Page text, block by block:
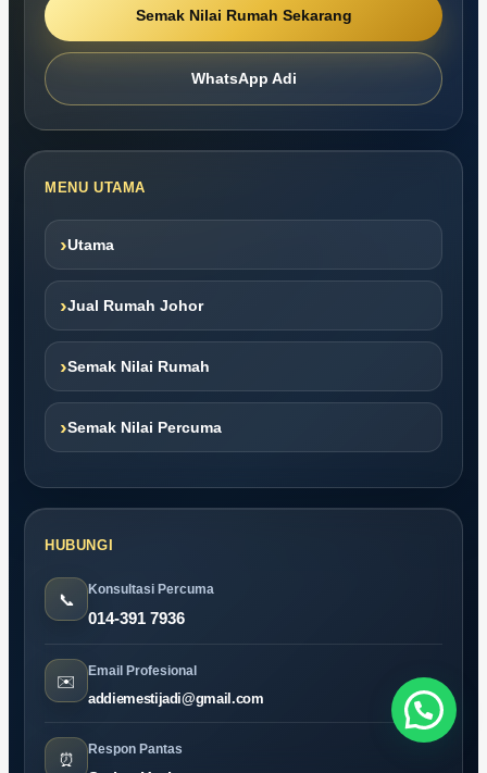
Semak Nilai Rumah Sekarang
WhatsApp Adi
MENU UTAMA
›Utama
›Jual Rumah Johor
›Semak Nilai Rumah
›Semak Nilai Percuma
HUBUNGI
📞
Konsultasi Percuma
014-391 7936
✉️
Email Profesional
addiemestijadi@gmail.com
⏰
Respon Pantas